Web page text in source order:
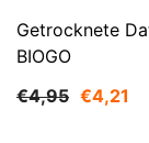
Getrocknete
BIOGO
€4,95 €4,21